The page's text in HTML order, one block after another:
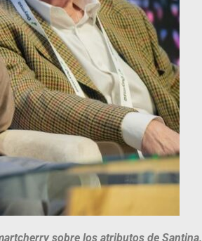
sobre los atributos de Santina,